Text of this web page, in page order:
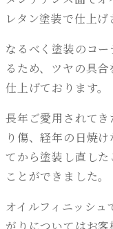
レタン塗装で仕上げ
なるべく塗装のコ
るため、ツヤの具
仕上げております。
長年ご愛用されて
り傷、経年の日焼
てから塗装し直し
ことができました。
オイルフィニッシ